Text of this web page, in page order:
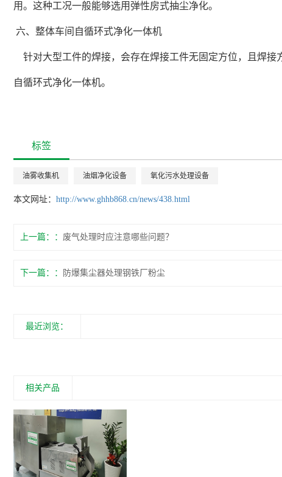
用。这种工况一般能够选用弹性房式抽尘净化。
六、整体车间自循环式净化一体机
针对大型工件的焊接，会存在焊接工件无固定方位，且焊接
自循环式净化一体机。
标签
油雾收集机 油烟净化设备 氧化污水处理设备
本文网址： http://www.ghhb868.cn/news/438.html
上一篇： 废气处理时应注意哪些问题？
下一篇： 防爆集尘器处理钢铁厂粉尘
最近浏览：
相关产品